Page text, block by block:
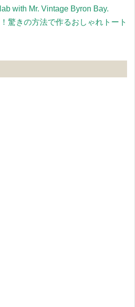
with Mr. Vintage Byron Bay.
驚きの方法で作るおしゃれトート